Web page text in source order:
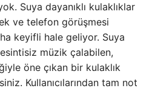
Suya dayanıklı kulaklıklar
ve telefon görüşmesi
keyifli hale geliyor. Suya
müzik çalabilen,
öne çıkan bir kulaklık
Kullanıcılarından tam not